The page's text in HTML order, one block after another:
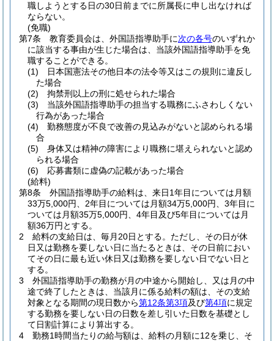
職しようとする日の30日前までに所属長に申し出なければ
ならない。
(免職)
第7条
教育委員会は、外国語指導助手に次の各号のいずれか
に該当する事由が生じた場合は、当該外国語指導助手を免
職することができる。
(1)
日本国憲法その他日本の法令等又はこの規則に違反し
た場合
(2)
拘禁刑以上の刑に処せられた場合
(3)
当該外国語指導助手の担当する職務にふさわしくない
行為があった場合
(4)
勤務態度が不良で改善の見込みがないと認められる場
合
(5)
身体又は精神の障害により職務に堪えられないと認め
られる場合
(6)
応募書類に虚偽の記載があった場合
(給料)
第8条
外国語指導助手の給料は、来日1年目については月額
33万5,000円、2年目については月額34万5,000円、3年目に
ついては月額35万5,000円、4年目及び5年目については月
額36万円とする。
2
給料の支給日は、毎月20日とする。 ただし、その日が休
日又は勤務を要しない日に当たるときは、その日前におい
てその日に最も近い休日又は勤務を要しない日でない日と
する。
3
外国語指導助手の勤務が月の中途から開始し、又は月の中
途で終了したときは、当該月に係る給料の額は、その支給
対象となる期間の現日数から第12条第3項及び第4項に規定
する勤務を要しない日の日数を差し引いた日数を基礎とし
て日割計算により算出する。
4
勤務1時間当たりの給与額は、給料の月額に12を乗じ、そ